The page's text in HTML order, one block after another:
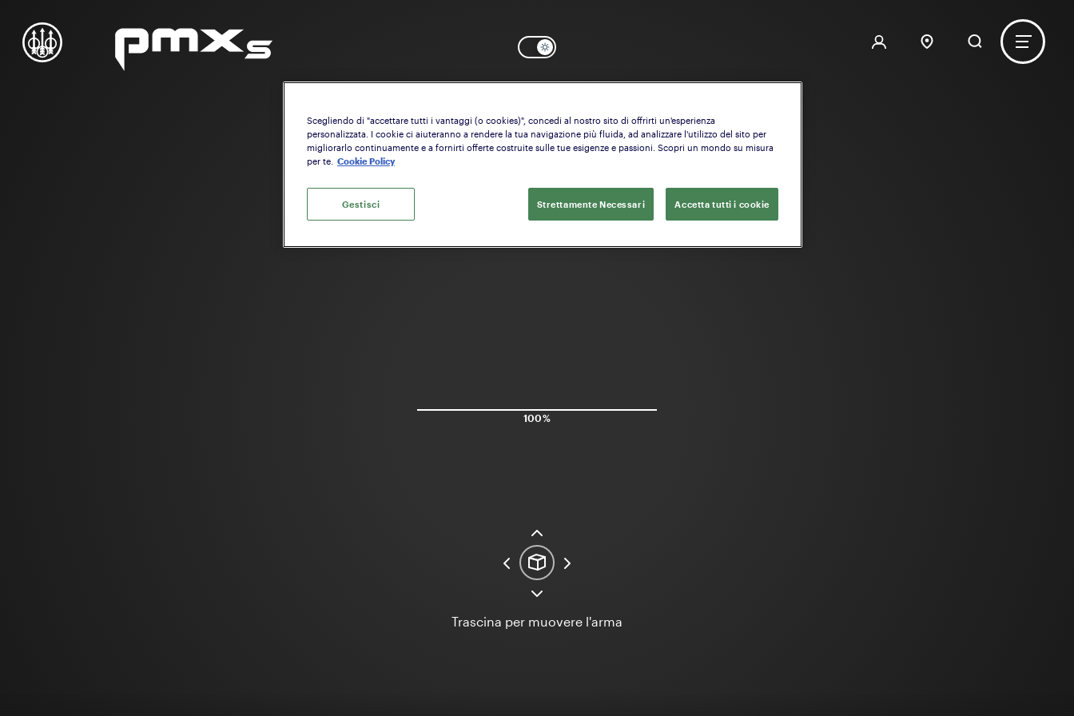
Serve aiuto? Inizia a configurare il: Fusto OK
100%
Trascina per muovere l'arma
Scegliendo di "accettare tutti i vantaggi (o cookies)", concedi al nostro sito di offrirti un'esperienza
personalizzata. I cookie ci aiuteranno a rendere la tua navigazione più fluida, ad analizzare l'utilizzo del sito per
migliorarlo continuamente e a fornirti offerte costruite sulle tue esigenze e passioni. Scopri un mondo su misura
per te.
Cookie Policy
Strettamente Necessari Accetta tutti i cookie
Gestisci